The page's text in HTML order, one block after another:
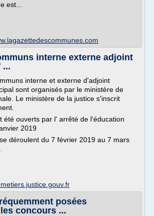
est...
interne externe adjoint
...
interne et externe d'adjoint
sont organisés par le ministère de
Le ministère de la justice s'inscrit
été ouverts par l' arrêté de l'éducation
2019
déroulent du 7 février 2019 au 7 mars
posées
concours ...